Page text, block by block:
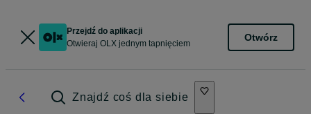
Przejdź do aplikacji
Otwieraj OLX jednym tapnięciem
Otwórz
Znajdź coś dla siebie